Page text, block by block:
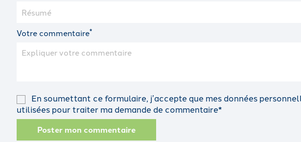
Votre commentaire*
En soumettant ce formulaire, j’accepte que mes données
utilisées pour traiter ma demande de commentaire*
Poster mon commentaire